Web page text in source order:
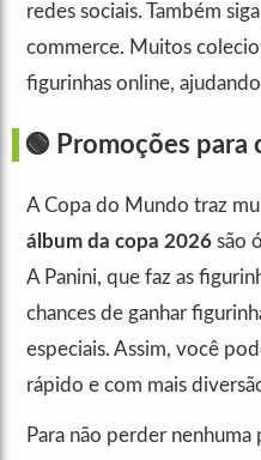
redes sociais. Também
commerce. Muitos
figurinhas online,
🟢 Promoções para
A Copa do Mundo traz
álbum da copa 2026 são
A Panini, que faz as
chances de ganhar
especiais. Assim, você
rápido e com mais
Para não perder nenhuma